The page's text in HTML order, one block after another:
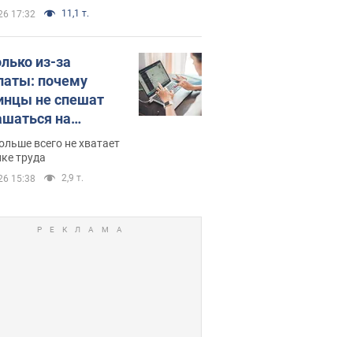
17:32 11,1 т.
из-за
почему
не спешат
на
всего не хватает
труда
15:38 2,9 т.